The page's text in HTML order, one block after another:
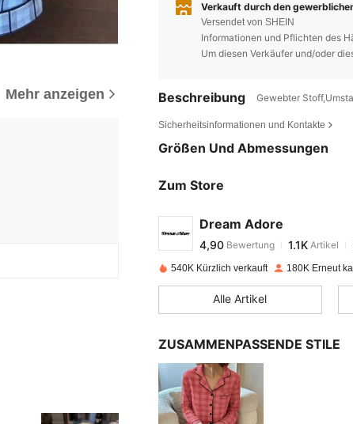
Mehr anzeigen
Verkauft durch den
Versendet von SHEIN
Informationen und Pflichten des
Beschreibung Gewebter
Sicherheitsinformationen und Kontakte
Größen Und Abmessungen
Zum Store
Dream Adore
4,90
Bewertung
s***kbezahltVor 1 Tag
4,90
540K Kürzlich verkauft 180K Erneut
Alle Artikel
ZUSAMMENPASSENDE STILE